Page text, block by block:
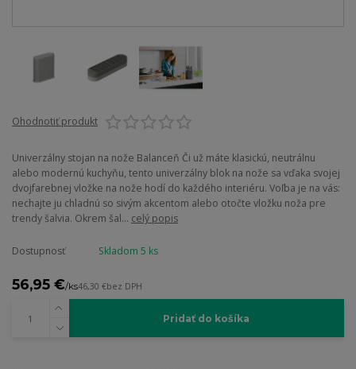
Ohodnotiť produkt
Univerzálny stojan na nože Balanceň Či už máte klasickú, neutrálnu
alebo modernú kuchyňu, tento univerzálny blok na nože sa vďaka svojej
dvojfarebnej vložke na nože hodí do každého interiéru. Voľba je na vás:
nechajte ju chladnú so sivým akcentom alebo otočte vložku noža pre
trendy šalvia. Okrem šal... celý popis
Dostupnosť Skladom 5 ks
56,95 €/ks46,30 €bez DPH
Pridať do košíka